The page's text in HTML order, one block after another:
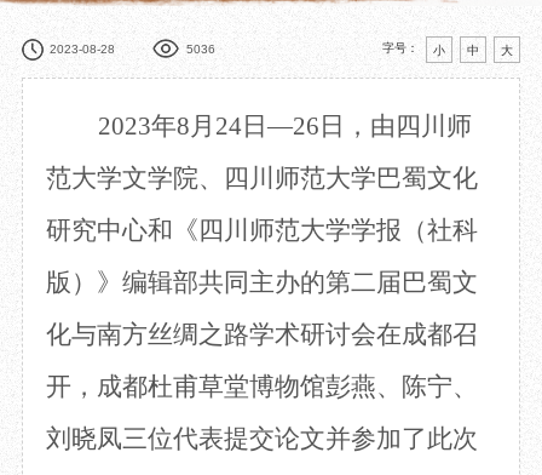
请
捐赠名录
文创 杜甫草堂文创馆
数字文创
IP授权
草堂艺术中心
文创咨询
景点 正门
诗史堂
柴门
工部祠
少陵草堂碑亭
唐代遗址
2023-08-28 5036 字号： 小 中 大
2023年8月24日—26日，由四川师
范大学文学院、四川师范大学巴蜀文化
研究中心和《四川师范大学学报（社科
版）》编辑部共同主办的第二届巴蜀文
化与南方丝绸之路学术研讨会在成都召
开，成都杜甫草堂博物馆彭燕、陈宁、
刘晓凤三位代表提交论文并参加了此次